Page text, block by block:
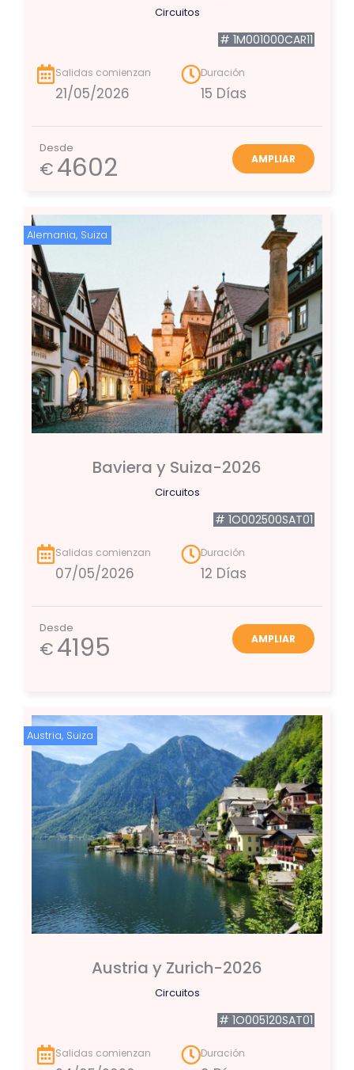
Circuitos
# 1M001000CAR11
Salidas comienzan
21/05/2026
Duración
15 Días
Desde
€4602 AMPLIAR
Alemania, Suiza
Baviera y Suiza-2026
Circuitos
# 1O002500SAT01
Salidas comienzan
07/05/2026
Duración
12 Días
Desde
€4195 AMPLIAR
Austria, Suiza
Austria y Zurich-2026
Circuitos
# 1O005120SAT01
Salidas comienzan Duración